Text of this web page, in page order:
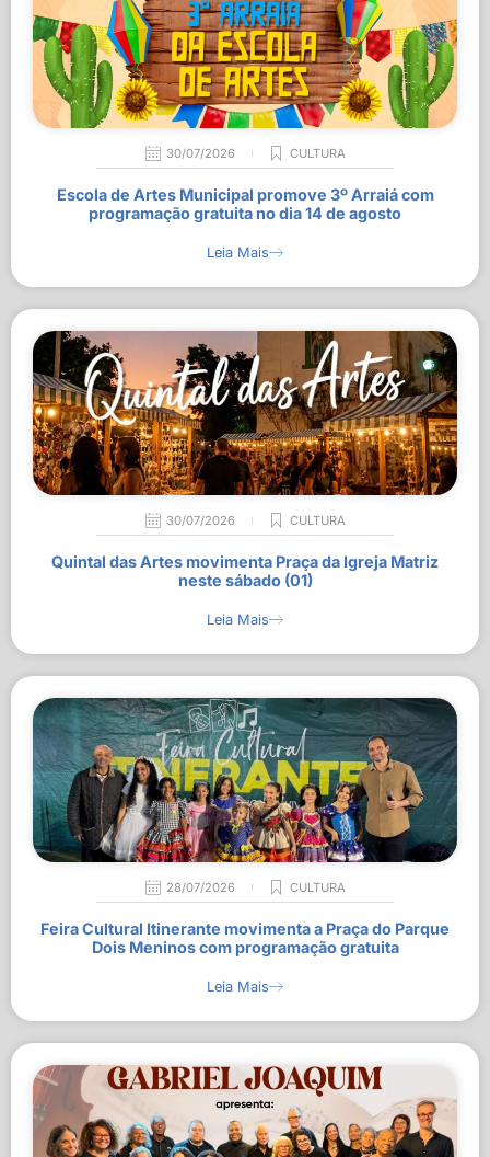
30/07/2026 CULTURA
Escola de Artes Municipal promove 3º Arraiá com
programação gratuita no dia 14 de agosto
Leia Mais
30/07/2026 CULTURA
Quintal das Artes movimenta Praça da Igreja Matriz
neste sábado (01)
Leia Mais
28/07/2026 CULTURA
Feira Cultural Itinerante movimenta a Praça do Parque
Dois Meninos com programação gratuita
Leia Mais